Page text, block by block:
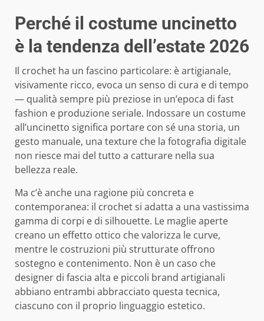
Perché il costume uncinetto
è la tendenza dell’estate 2026
Il crochet ha un fascino particolare: è artigianale,
visivamente ricco, evoca un senso di cura e di tempo
— qualità sempre più preziose in un’epoca di fast
fashion e produzione seriale. Indossare un costume
all’uncinetto significa portare con sé una storia, un
gesto manuale, una texture che la fotografia digitale
non riesce mai del tutto a catturare nella sua
bellezza reale.
Ma c’è anche una ragione più concreta e
contemporanea: il crochet si adatta a una vastissima
gamma di corpi e di silhouette. Le maglie aperte
creano un effetto ottico che valorizza le curve,
mentre le costruzioni più strutturate offrono
sostegno e contenimento. Non è un caso che
designer di fascia alta e piccoli brand artigianali
abbiano entrambi abbracciato questa tecnica,
ciascuno con il proprio linguaggio estetico.